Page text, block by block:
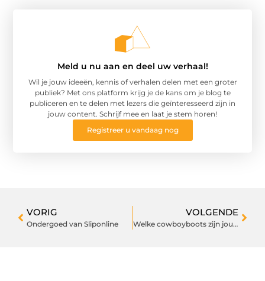
Meld u nu aan en deel uw verhaal!
Wil je jouw ideeën, kennis of verhalen delen met een groter
publiek? Met ons platform krijg je de kans om je blog te
publiceren en te delen met lezers die geïnteresseerd zijn in
jouw content. Schrijf mee en laat je stem horen!
Registreer u vandaag nog
VORIG
Ondergoed van Sliponline
VOLGENDE
Welke cowboyboots zijn jouw favoriet?